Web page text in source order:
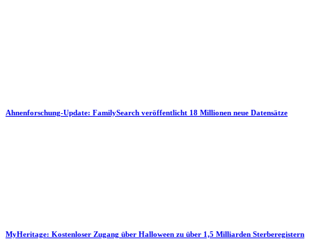
Ahnenforschung-Update: FamilySearch veröffentlicht 18 Millionen neue Datensätze
MyHeritage: Kostenloser Zugang über Halloween zu über 1,5 Milliarden Sterberegistern